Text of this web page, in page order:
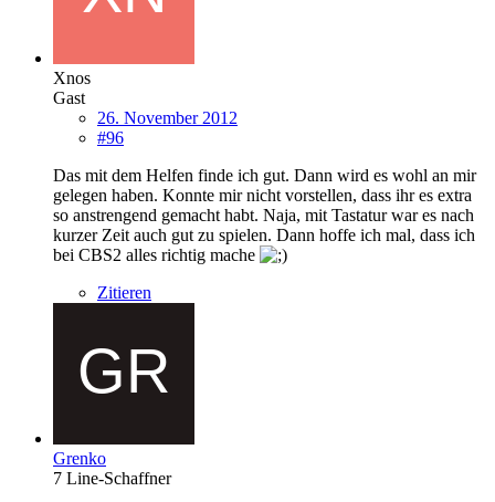
Xnos
Gast
26. November 2012
#96
Das mit dem Helfen finde ich gut. Dann wird es wohl an mir
gelegen haben. Konnte mir nicht vorstellen, dass ihr es extra
so anstrengend gemacht habt. Naja, mit Tastatur war es nach
kurzer Zeit auch gut zu spielen. Dann hoffe ich mal, dass ich
bei CBS2 alles richtig mache
Zitieren
Grenko
7 Line-Schaffner